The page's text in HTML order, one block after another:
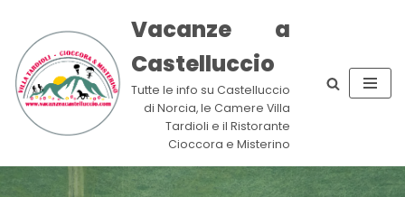
Vai
al
contenuto
Vacanze a
Castelluccio
Tutte le info su Castelluccio
di Norcia, le Camere Villa
Tardioli e il Ristorante
Cioccora e Misterino